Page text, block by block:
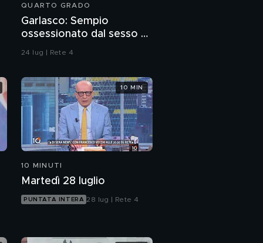
QUARTO GRADO
Garlasco: Sempio
ossessionato dal sesso o
ragazzo rispettoso?
24 lug | Rete 4
10 MINUTI
Martedì 28 luglio
PUNTATA INTERA 28 lug | Rete 4
10 MIN